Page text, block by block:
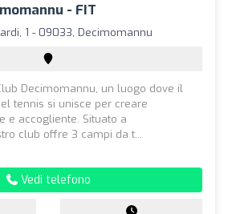
- FIT
1 - 09033, Decimomannu
Decimomannu, un luogo dove il
tennis si unisce per creare
e accogliente. Situato a
club offre 3 campi da t...
Vedi telefono